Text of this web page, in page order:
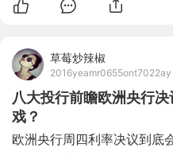
草莓炒辣椒
2016yeamr0655ont7022ay
八大投行前瞻欧洲央行
戏？
欧洲央行周四利率决议到底